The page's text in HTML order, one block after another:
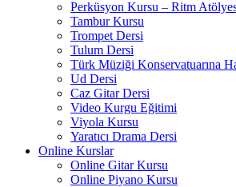
Perküsyon Kursu – Ritm
Tambur Kursu
Trompet Dersi
Tulum Dersi
Türk Müziği Konservatuarına
Ud Dersi
Caz Gitar Dersi
Video Kurgu Eğitimi
Viyola Kursu
Yaratıcı Drama Dersi
Online Kurslar
Online Gitar Kursu
Online Piyano Kursu